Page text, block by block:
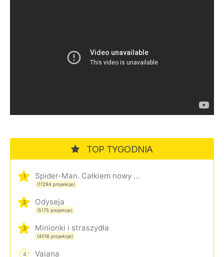
TOP TYGODNIA
1 Spider-Man. Całkiem nowy dzień
(11294 projekcje)
2 Odyseja
(5175 projekcje)
3 Minionki i straszydła
(4016 projekcje)
4 Vaiana